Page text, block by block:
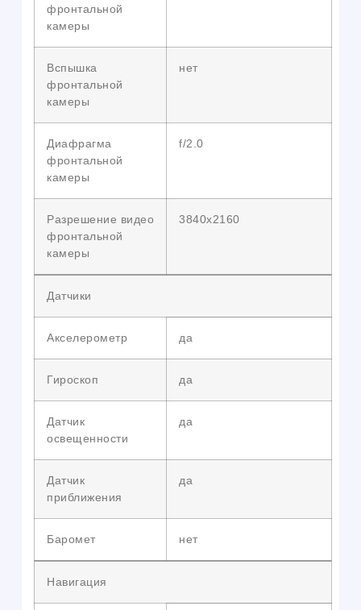
фронтальной
камеры
Вспышка
фронтальной
камеры
нет
Диафрагма
фронтальной
камеры
f/2.0
Разрешение видео
фронтальной
камеры
3840х2160
Датчики
Акселерометр да
Гироскоп да
Датчик
освещенности
да
Датчик
приближения
да
Баромет нет
Навигация